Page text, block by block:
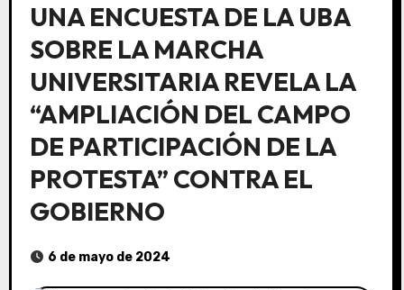
UNA ENCUESTA DE LA UBA
SOBRE LA MARCHA
UNIVERSITARIA REVELA LA
“AMPLIACIÓN DEL CAMPO
DE PARTICIPACIÓN DE LA
PROTESTA” CONTRA EL
GOBIERNO
6 de mayo de 2024